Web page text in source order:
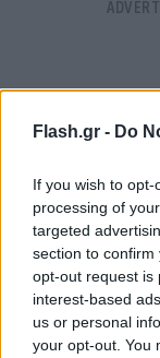
Flash.gr - Do
If you wish to
processing of
targeted
section to
opt-out request is
interest-based
us or personal
your opt-out. You